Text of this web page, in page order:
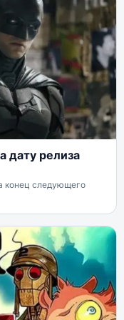
дату релиза
конец следующего